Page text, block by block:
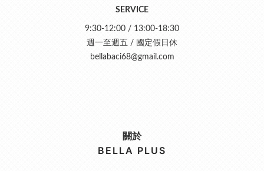
SERVICE
9:30-12:00 / 13:00-18:30
週一至週五 / 國定假日休
bellabaci68@gmail.com
關於
BELLA PLUS